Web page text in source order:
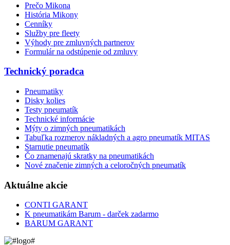
Prečo Mikona
História Mikony
Cenníky
Služby pre fleety
Výhody pre zmluvných partnerov
Formulár na odstúpenie od zmluvy
Technický poradca
Pneumatiky
Disky kolies
Testy pneumatík
Technické informácie
Mýty o zimných pneumatikách
Tabuľka rozmerov nákladných a agro pneumatík MITAS
Starnutie pneumatík
Čo znamenajú skratky na pneumatikách
Nové značenie zimných a celoročných pneumatík
Aktuálne akcie
CONTI GARANT
K pneumatikám Barum - darček zadarmo
BARUM GARANT